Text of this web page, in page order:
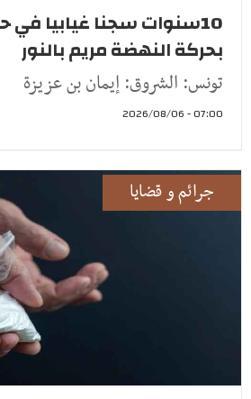
10سنوات سجنا غيابيا في
بحركة النهضة مريم بالنور
تونس: الشروق: إيمان بن عزيزة
07:00 - 2026/08/06
جرائم و قضايا